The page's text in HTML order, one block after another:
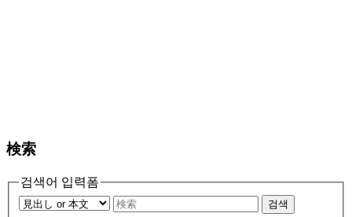
検索
검색어 입력폼
검색